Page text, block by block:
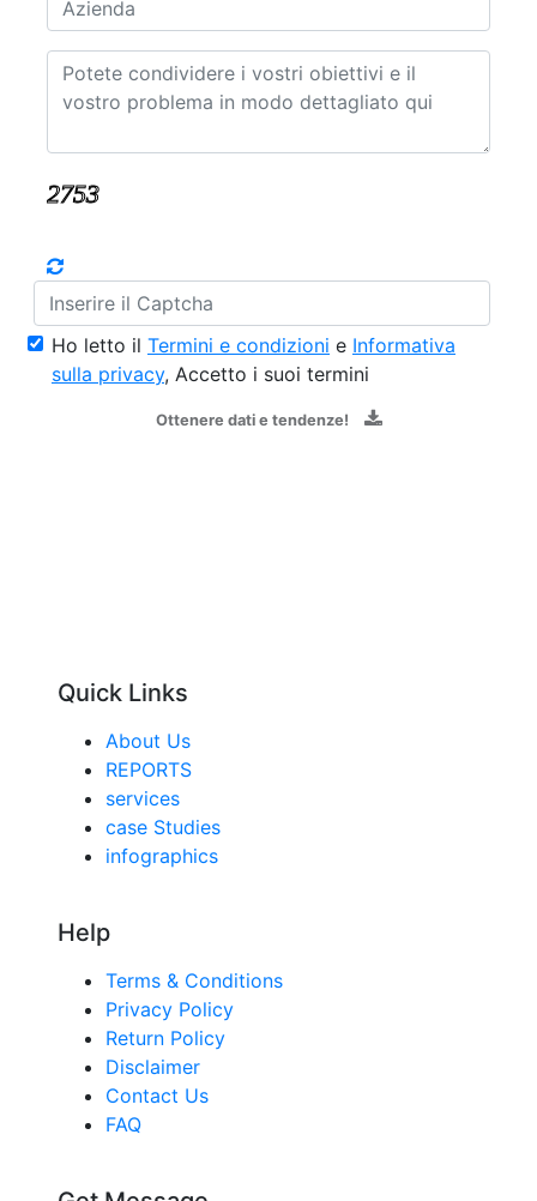
Ho letto il Termini e condizioni e Informativa
sulla privacy, Accetto i suoi termini
Ottenere dati e tendenze!
Quick Links
About Us
REPORTS
services
case Studies
infographics
Help
Terms & Conditions
Privacy Policy
Return Policy
Disclaimer
Contact Us
FAQ